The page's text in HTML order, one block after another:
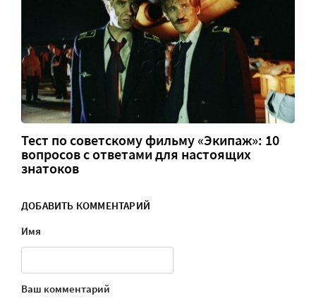
Тест по советскому фильму «Экипаж»: 10
вопросов с ответами для настоящих
знатоков
ДОБАВИТЬ КОММЕНТАРИЙ
Имя
Ваш комментарий